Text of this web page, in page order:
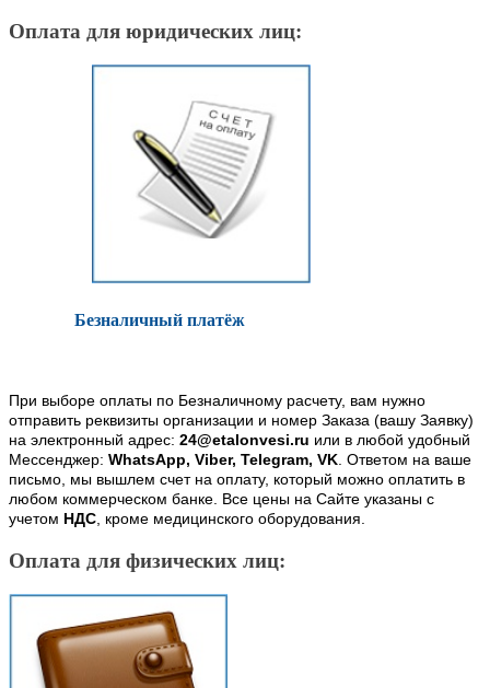
Оплата для юридических лиц:
Безналичный платёж
При выборе оплаты по Безналичному расчету, вам нужно
отправить реквизиты организации и номер Заказа (вашу Заявку)
на электронный адрес: 24@etalonvesi.ru или в любой удобный
Мессенджер: WhatsApp, Viber, Telegram, VK. Ответом на ваше
письмо, мы вышлем счет на оплату, который можно оплатить в
любом коммерческом банке. Все цены на Сайте указаны с
учетом НДС, кроме медицинского оборудования.
Оплата для физических лиц: